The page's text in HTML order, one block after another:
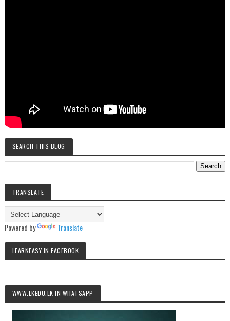
SEARCH THIS BLOG
TRANSLATE
Powered by Translate
LEARNEASY IN FACEBOOK
WWW.LKEDU.LK IN WHATSAPP